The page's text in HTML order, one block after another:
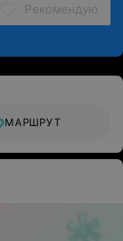
Рекомендую
МАРШРУТ